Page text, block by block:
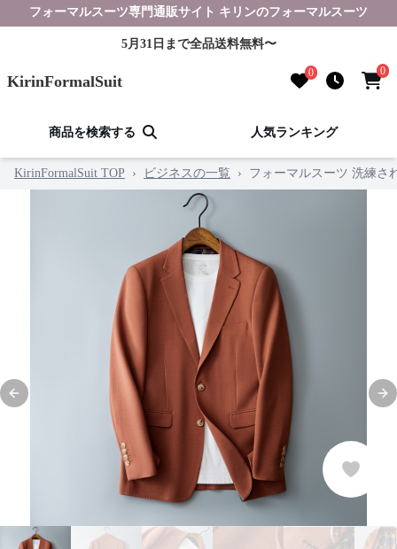
フォーマルスーツ専門通販サイト キリンのフォーマルスーツ
5月31日まで全品送料無料〜
KirinFormalSuit 0 0
商品を検索する 人気ランキング
KirinFormalSuit TOP › ビジネスの一覧 › フォーマルスーツ 洗練さ
Previous slide